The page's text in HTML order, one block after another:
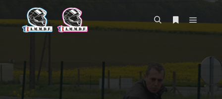
Rechercher
Plus d’infos
Menu